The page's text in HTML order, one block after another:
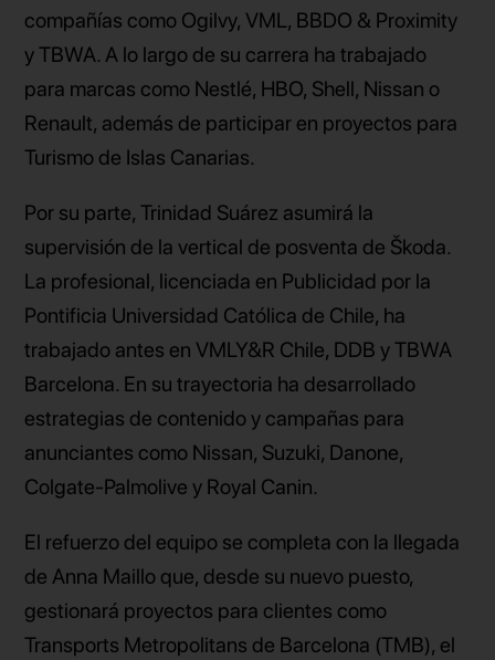
compañías como Ogilvy, VML, BBDO & Proximity
y TBWA. A lo largo de su carrera ha trabajado
para marcas como Nestlé, HBO, Shell, Nissan o
Renault, además de participar en proyectos para
Turismo de Islas Canarias.
Por su parte, Trinidad Suárez asumirá la
supervisión de la vertical de posventa de Škoda.
La profesional, licenciada en Publicidad por la
Pontificia Universidad Católica de Chile, ha
trabajado antes en VMLY&R Chile, DDB y TBWA
Barcelona. En su trayectoria ha desarrollado
estrategias de contenido y campañas para
anunciantes como Nissan, Suzuki, Danone,
Colgate-Palmolive y Royal Canin.
El refuerzo del equipo se completa con la llegada
de Anna Maillo que, desde su nuevo puesto,
gestionará proyectos para clientes como
Transports Metropolitans de Barcelona (TMB), el